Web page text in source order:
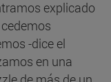
explicado
-dice el
en una